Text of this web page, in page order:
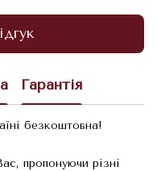
Гарантія
безкоштовна!
пропонуючи різні